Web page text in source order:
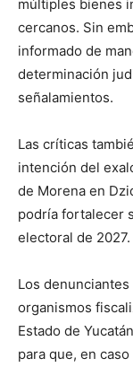
múltiples bienes
cercanos. Sin
informado de
determinación
señalamientos.
Las críticas
intención del
de Morena en
podría fortalecer
electoral de 2027.
Los
organismos
Estado de
para que, en